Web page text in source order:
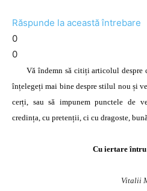
Răspunde la această întrebare
0
0
Vă îndemn să citiți articolul despre
înțelegeți mai bine despre stilul nou și
cerți, sau să impunem punctele de
credința, cu pretenții, ci cu dragoste,
Cu iertare
Vitalii